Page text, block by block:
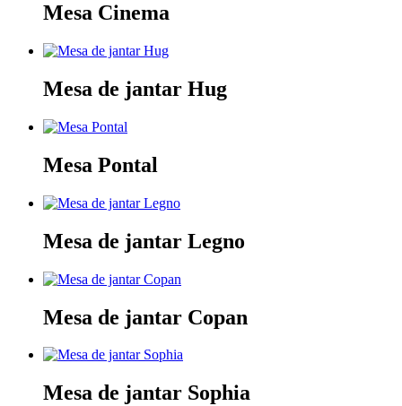
Mesa Cinema
Mesa de jantar Hug
Mesa Pontal
Mesa de jantar Legno
Mesa de jantar Copan
Mesa de jantar Sophia